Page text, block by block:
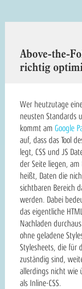
Above-the-
richtig
Wer heutzutage
neusten Standards
kommt am Google
auf, dass das Tool
legt, CSS und JS
der Seite liegen, am
heißt, Daten die
sichtbaren Bereich
werden. Dabei
das eigentliche
Nachladen
ohne geladene
Stylesheets, die für
zuständig sind,
allerdings nicht wie
als Inline-CSS.